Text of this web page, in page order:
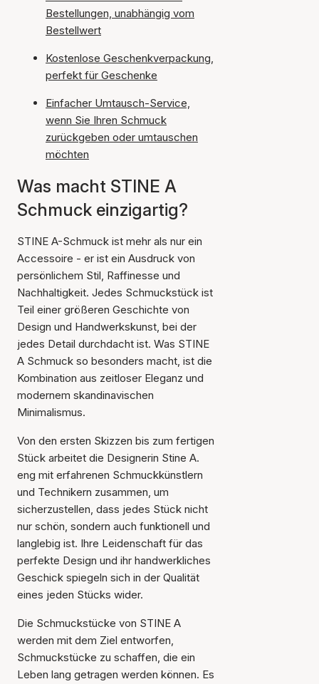
Bestellungen, unabhängig vom
Bestellwert
Kostenlose Geschenkverpackung,
perfekt für Geschenke
Einfacher Umtausch-Service,
wenn Sie Ihren Schmuck
zurückgeben oder umtauschen
möchten
Was macht STINE A
Schmuck einzigartig?
STINE A-Schmuck ist mehr als nur ein
Accessoire - er ist ein Ausdruck von
persönlichem Stil, Raffinesse und
Nachhaltigkeit. Jedes Schmuckstück ist
Teil einer größeren Geschichte von
Design und Handwerkskunst, bei der
jedes Detail durchdacht ist. Was STINE
A Schmuck so besonders macht, ist die
Kombination aus zeitloser Eleganz und
modernem skandinavischen
Minimalismus.
Von den ersten Skizzen bis zum fertigen
Stück arbeitet die Designerin Stine A.
eng mit erfahrenen Schmuckkünstlern
und Technikern zusammen, um
sicherzustellen, dass jedes Stück nicht
nur schön, sondern auch funktionell und
langlebig ist. Ihre Leidenschaft für das
perfekte Design und ihr handwerkliches
Geschick spiegeln sich in der Qualität
eines jeden Stücks wider.
Die Schmuckstücke von STINE A
werden mit dem Ziel entworfen,
Schmuckstücke zu schaffen, die ein
Leben lang getragen werden können. Es